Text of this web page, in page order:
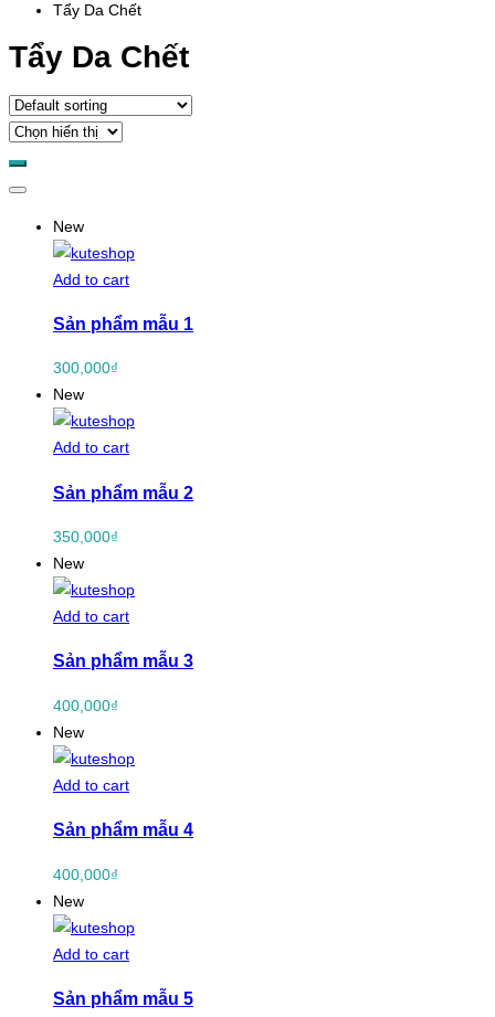
Tẩy Da Chết
Tẩy Da Chết
New
Add to cart
Sản phẩm mẫu 1
300,000₫
New
Add to cart
Sản phẩm mẫu 2
350,000₫
New
Add to cart
Sản phẩm mẫu 3
400,000₫
New
Add to cart
Sản phẩm mẫu 4
400,000₫
New
Add to cart
Sản phẩm mẫu 5